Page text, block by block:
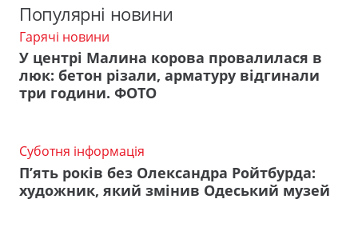
Популярні новини
Гарячі новини
У центрі Малина корова провалилася в
люк: бетон різали, арматуру відгинали
три години. ФОТО
Суботня інформація
П’ять років без Олександра Ройтбурда:
художник, який змінив Одеський музей